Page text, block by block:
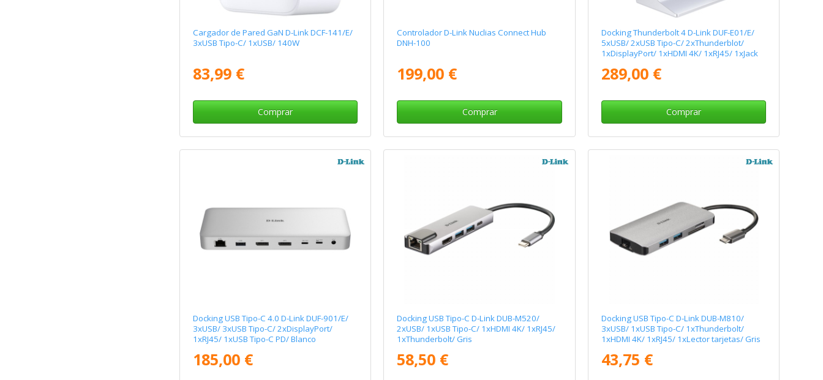
Cargador de Pared GaN D-Link DCF-141/E/
3xUSB Tipo-C/ 1xUSB/ 140W
83,99 €
Comprar
Controlador D-Link Nuclias Connect Hub
DNH-100
199,00 €
Comprar
Docking Thunderbolt 4 D-Link DUF-E01/E/
5xUSB/ 2xUSB Tipo-C/ 2xThunderblot/
1xDisplayPort/ 1xHDMI 4K/ 1xRJ45/ 1xJack
289,00 €
Comprar
Docking USB Tipo-C 4.0 D-Link DUF-901/E/
3xUSB/ 3xUSB Tipo-C/ 2xDisplayPort/
1xRJ45/ 1xUSB Tipo-C PD/ Blanco
185,00 €
Docking USB Tipo-C D-Link DUB-M520/
2xUSB/ 1xUSB Tipo-C/ 1xHDMI 4K/ 1xRJ45/
1xThunderbolt/ Gris
58,50 €
Docking USB Tipo-C D-Link DUB-M810/
3xUSB/ 1xUSB Tipo-C/ 1xThunderbolt/
1xHDMI 4K/ 1xRJ45/ 1xLector tarjetas/ Gris
43,75 €